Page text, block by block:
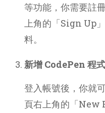
等功能，你需要註
上角的「Sign Up
料。
新增 CodePen 程
登入帳號後，你就
頁右上角的「New